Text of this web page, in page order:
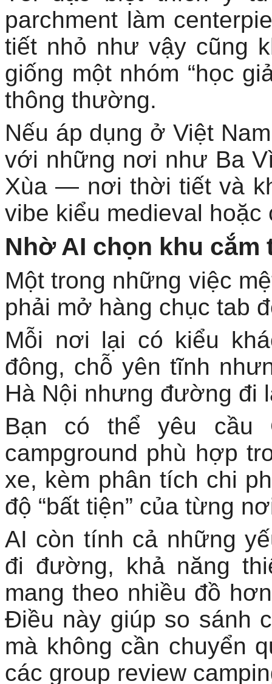
parchment làm
tiết nhỏ như vậy cũng
giống một nhóm “học
thông thường.
Nếu áp dụng ở Việt
với những nơi như Ba
Xùa — nơi thời tiết và
vibe kiểu medieval hoặc
Nhờ AI chọn khu cắm
Một trong những việc
phải mở hàng chục tab
Mỗi nơi lại có kiểu
đông, chỗ yên tĩnh
Hà Nội nhưng đường đi
Bạn có thể yêu cầu
campground phù hợp
xe, kèm phân tích chi
độ “bất tiện” của từng
AI còn tính cả những
đi đường, khả năng
mang theo nhiều đồ
Điều này giúp so sánh
mà không cần chuyển
các group review